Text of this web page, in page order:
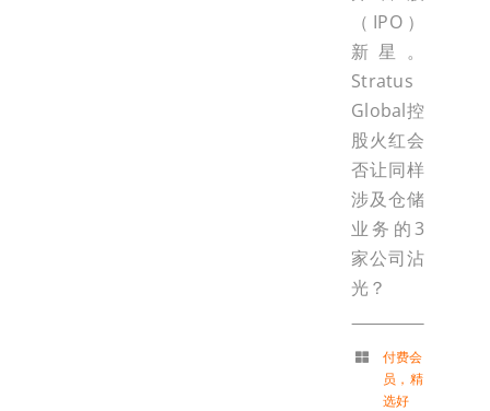
（IPO）
新星。
Stratus
Global控
股火红会
否让同样
涉及仓储
业务的3
家公司沾
光？
付费会
员 ， 精
选好